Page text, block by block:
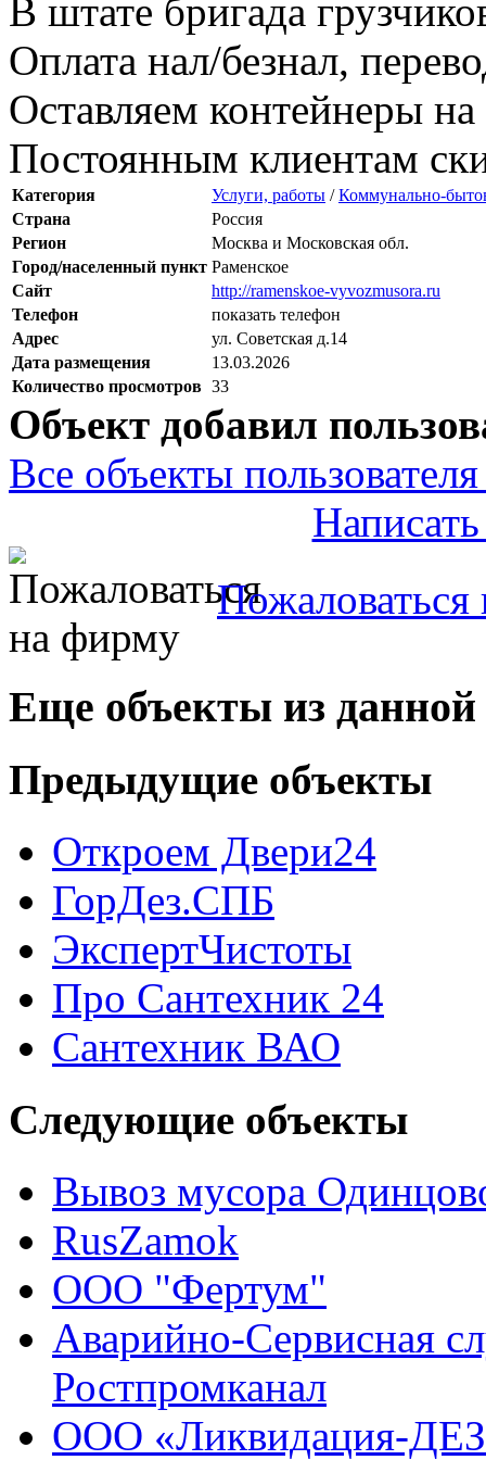
В штате бригада
Оплата нал/безнал,
Оставляем контейнеры на
Постоянным клиентам
Категория Услуги, работы /Коммунально-
Страна
Россия
Регион
Москва и Московская обл.
Город/населенный пункт Раменское
Сайт
http://ramenskoe-vyvozmusora.ru
Телефон
показать телефон
Адрес
ул. Советская д.14
Дата размещения
13.03.2026
Количество просмотров 33
Объект добавил
Все объекты
Еще объекты из данной
Предыдущие объекты
Откроем Двери24
ГорДез.СПБ
ЭкспертЧистоты
Про Сантехник 24
Сантехник ВАО
Следующие объекты
Вывоз мусора
RusZamok
ООО "Фертум"
Аварийно-Сервисная
Ростпромканал
ООО «Ликвидация-